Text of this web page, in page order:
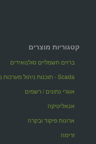
קטגוריות מוצרים
ברזים חשמליים סולנואידים
Scada - תוכנות ניהול מערכות מרחוק
אוגרי נתונים / רשמים
אנאליטיקה
ארונות פיקוד ובקרה
זרימה